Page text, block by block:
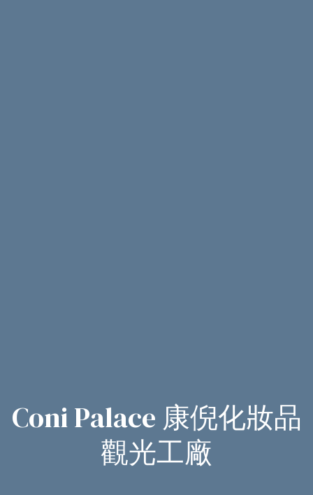
Coni Palace 康倪化妝品
觀光工廠